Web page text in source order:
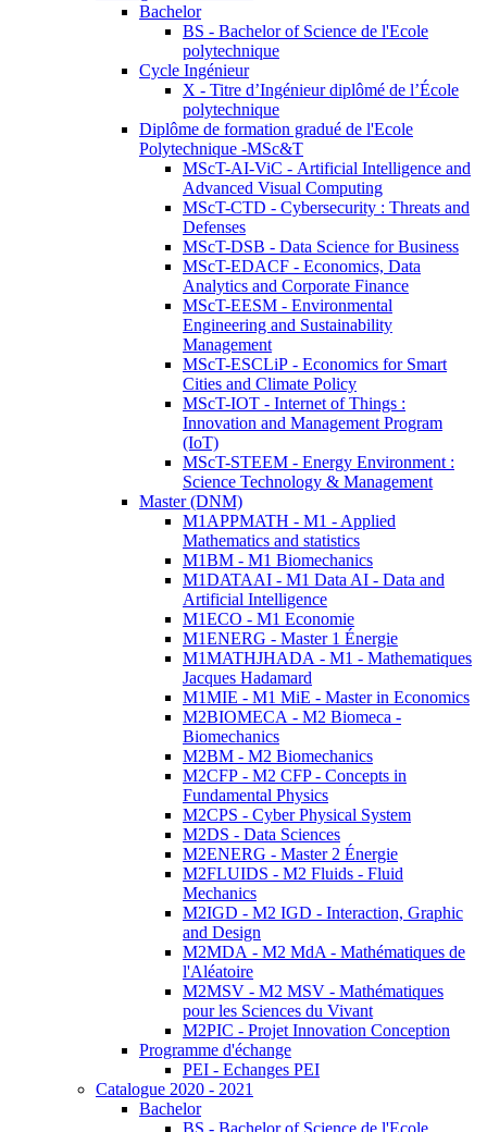
Bachelor
BS - Bachelor of Science de l'Ecole
polytechnique
Cycle Ingénieur
X - Titre d’Ingénieur diplômé de l’École
polytechnique
Diplôme de formation gradué de l'Ecole
Polytechnique -MSc&T
MScT-AI-ViC - Artificial Intelligence and
Advanced Visual Computing
MScT-CTD - Cybersecurity : Threats and
Defenses
MScT-DSB - Data Science for Business
MScT-EDACF - Economics, Data
Analytics and Corporate Finance
MScT-EESM - Environmental
Engineering and Sustainability
Management
MScT-ESCLiP - Economics for Smart
Cities and Climate Policy
MScT-IOT - Internet of Things :
Innovation and Management Program
(IoT)
MScT-STEEM - Energy Environment :
Science Technology & Management
Master (DNM)
M1APPMATH - M1 - Applied
Mathematics and statistics
M1BM - M1 Biomechanics
M1DATAAI - M1 Data AI - Data and
Artificial Intelligence
M1ECO - M1 Economie
M1ENERG - Master 1 Énergie
M1MATHJHADA - M1 - Mathematiques
Jacques Hadamard
M1MIE - M1 MiE - Master in Economics
M2BIOMECA - M2 Biomeca -
Biomechanics
M2BM - M2 Biomechanics
M2CFP - M2 CFP - Concepts in
Fundamental Physics
M2CPS - Cyber Physical System
M2DS - Data Sciences
M2ENERG - Master 2 Énergie
M2FLUIDS - M2 Fluids - Fluid
Mechanics
M2IGD - M2 IGD - Interaction, Graphic
and Design
M2MDA - M2 MdA - Mathématiques de
l'Aléatoire
M2MSV - M2 MSV - Mathématiques
pour les Sciences du Vivant
M2PIC - Projet Innovation Conception
Programme d'échange
PEI - Echanges PEI
Catalogue 2020 - 2021
Bachelor
BS - Bachelor of Science de l'Ecole